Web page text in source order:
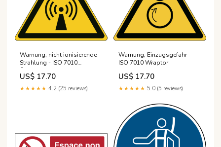
Warnung, nicht ionisierende
Strahlung - ISO 7010
Ökologisch
US$ 17.70
★★★★★ 4.2 (25 reviews)
Warnung, Einzugsgefahr -
ISO 7010 Wraptor
US$ 17.70
★★★★★ 5.0 (5 reviews)